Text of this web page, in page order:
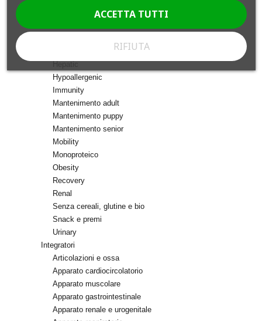
Hypoallergenic
Immunity
Mantenimento adult
Mantenimento puppy
Mantenimento senior
Mobility
Monoproteico
Obesity
Recovery
Renal
Senza cereali, glutine e bio
Snack e premi
Urinary
Integratori
Articolazioni e ossa
Apparato cardiocircolatorio
Apparato muscolare
Apparato gastrointestinale
Apparato renale e urogenitale
RIFIUTA
ACCETTA TUTTI